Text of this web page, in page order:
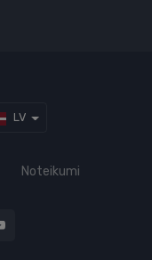
LV
Noteikumi